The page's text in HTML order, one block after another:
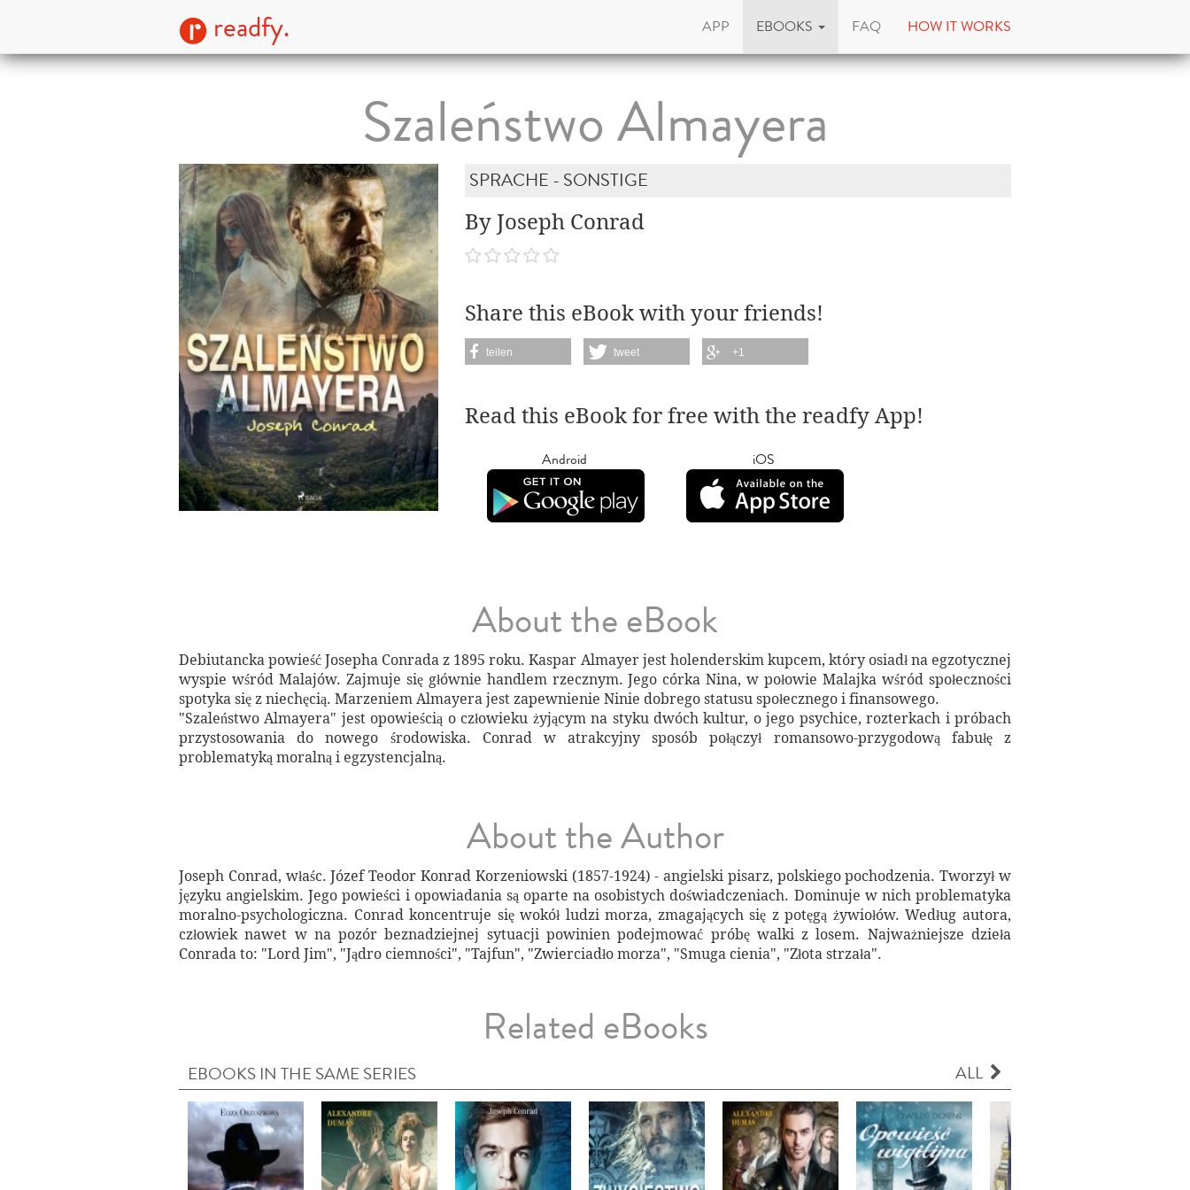
readfy. APP EBOOKS FAQ HOW IT WORKS
Szaleństwo Almayera
SPRACHE - SONSTIGE
By Joseph Conrad
Share this eBook with your friends!
teilen tweet +1
Read this eBook for free with the readfy App!
Android iOS
About the eBook
Debiutancka powieść Josepha Conrada z 1895 roku. Kaspar Almayer jest holenderskim kupcem, który osiadł na egzotycznej
wyspie wśród Malajów. Zajmuje się głównie handlem rzecznym. Jego córka Nina, w połowie Malajka wśród społeczności
spotyka się z niechęcią. Marzeniem Almayera jest zapewnienie Ninie dobrego statusu społecznego i finansowego.
"Szaleństwo Almayera" jest opowieścią o człowieku żyjącym na styku dwóch kultur, o jego psychice, rozterkach i próbach
przystosowania do nowego środowiska. Conrad w atrakcyjny sposób połączył romansowo-przygodową fabułę z
problematyką moralną i egzystencjalną.
About the Author
Joseph Conrad, właśc. Józef Teodor Konrad Korzeniowski (1857-1924) - angielski pisarz, polskiego pochodzenia. Tworzył w
języku angielskim. Jego powieści i opowiadania są oparte na osobistych doświadczeniach. Dominuje w nich problematyka
moralno-psychologiczna. Conrad koncentruje się wokół ludzi morza, zmagających się z potęgą żywiołów. Według autora,
człowiek nawet w na pozór beznadziejnej sytuacji powinien podejmować próbę walki z losem. Najważniejsze dzieła
Conrada to: "Lord Jim", "Jądro ciemności", "Tajfun", "Zwierciadło morza", "Smuga cienia", "Złota strzała".
Related eBooks
EBOOKS IN THE SAME SERIES ALL